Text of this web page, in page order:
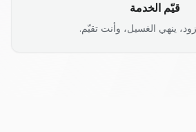
قيّم الخدمة
ينهي الغسيل، وأنت تقيّم.